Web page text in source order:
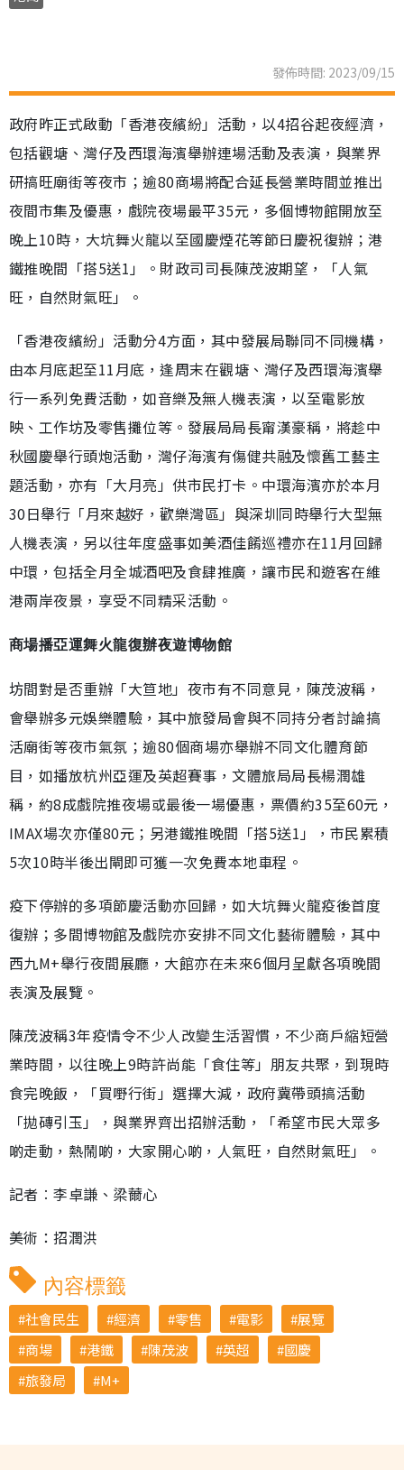
發佈時間: 2023/09/15
政府昨正式啟動「香港夜繽紛」活動，以4招谷起夜經濟，
包括觀塘、灣仔及西環海濱舉辦連場活動及表演，與業界
研搞旺廟街等夜市；逾80商場將配合延長營業時間並推出
夜間市集及優惠，戲院夜場最平35元，多個博物館開放至
晚上10時，大坑舞火龍以至國慶煙花等節日慶祝復辦；港
鐵推晚間「搭5送1」。財政司司長陳茂波期望，「人氣
旺，自然財氣旺」。
「香港夜繽紛」活動分4方面，其中發展局聯同不同機構，
由本月底起至11月底，逢周末在觀塘、灣仔及西環海濱舉
行一系列免費活動，如音樂及無人機表演，以至電影放
映、工作坊及零售攤位等。發展局局長甯漢豪稱，將趁中
秋國慶舉行頭炮活動，灣仔海濱有傷健共融及懷舊工藝主
題活動，亦有「大月亮」供市民打卡。中環海濱亦於本月
30日舉行「月來越好，歡樂灣區」與深圳同時舉行大型無
人機表演，另以往年度盛事如美酒佳餚巡禮亦在11月回歸
中環，包括全月全城酒吧及食肆推廣，讓市民和遊客在維
港兩岸夜景，享受不同精采活動。
商場播亞運舞火龍復辦夜遊博物館
坊間對是否重辦「大笪地」夜市有不同意見，陳茂波稱，
會舉辦多元娛樂體驗，其中旅發局會與不同持分者討論搞
活廟街等夜市氣氛；逾80個商場亦舉辦不同文化體育節
目，如播放杭州亞運及英超賽事，文體旅局局長楊潤雄
稱，約8成戲院推夜場或最後一場優惠，票價約35至60元，
IMAX場次亦僅80元；另港鐵推晚間「搭5送1」，市民累積
5次10時半後出閘即可獲一次免費本地車程。
疫下停辦的多項節慶活動亦回歸，如大坑舞火龍疫後首度
復辦；多間博物館及戲院亦安排不同文化藝術體驗，其中
西九M+舉行夜間展廳，大館亦在未來6個月呈獻各項晚間
表演及展覽。
陳茂波稱3年疫情令不少人改變生活習慣，不少商戶縮短營
業時間，以往晚上9時許尚能「食住等」朋友共聚，到現時
食完晚飯，「買嘢行街」選擇大減，政府冀帶頭搞活動
「拋磚引玉」，與業界齊出招辦活動，「希望市民大眾多
啲走動，熱鬧啲，大家開心啲，人氣旺，自然財氣旺」。
記者︰李卓謙、梁薾心
美術：招潤洪
內容標籤
社會民生 經濟 零售 電影
展覽
商場
港鐵 陳茂波 英超
國慶
旅發局
M+